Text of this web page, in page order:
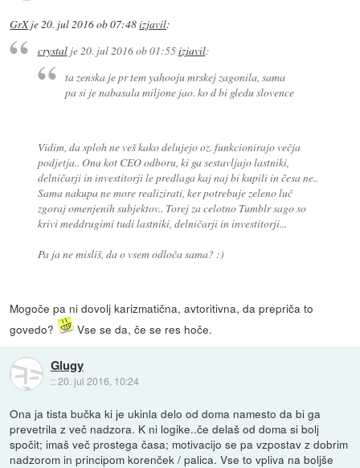
GrXje20. jul 2016 ob 07:48izjavil:
crystalje20. jul 2016 ob 01:55izjavil:
ta zenska je pr tem yahooju mrskej zagonila, sama
pa si je nabasala miljone jao. ko d bi gledu slovence
Vidim, da sploh ne veš kako delujejo oz. funkcionirajo večja
podjetja.. Ona kot CEO odboru, ki ga sestavljajo lastniki,
delničarji in investitorji le predlaga kaj naj bi kupili in česa ne..
Sama nakupa ne more realizirati, ker potrebuje zeleno luč
zgoraj omenjenih subjektov.. Torej za celotno Tumblr sago so
krivi meddrugimi tudi lastniki, delničarji in investitorji...
Pa ja ne misliš, da o vsem odloča sama? :)
Mogoče pa ni dovolj karizmatična, avtoritivna, da prepriča to
govedo?
Vse se da, če se res hoče.
Glugy
::20. jul 2016, 10:24
Ona ja tista bučka ki je ukinla delo od doma namesto da bi ga
prevetrila z več nadzora. K ni logike..če delaš od doma si bolj
spočit; imaš več prostega časa; motivacijo se pa vzpostav z dobrim
nadzorom in principom korenček / palica. Vse to vpliva na boljše